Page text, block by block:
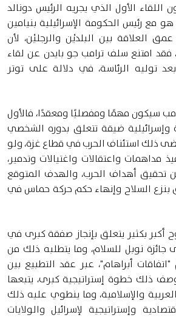
اللقاء الأول الذي يجريه الرئيس دونالد
مع رئيس الحكومة الإسرائيلية بنيامين
العلاقة بين البلديْن والرجليْن، لأن
فقد امتنع سلف ترامب جو بايدن عن لقاء
توليه الرئاسة، في دلالة على توتر
سيكون مهمًا ومفصليًا ومعقدًا، فالأول
ضيقة تتعلق بدوره الشخصي
ذلك استئناف الحرب في قطاع غزة، ولو
مداهمات واعتقالات واغتيالات وتدمير،
تحقيق أهداف الحرب، والهدف المتوقع
بنزع السلاح وإنهاء حكم حركة حماس في
أكبر بكثير يتعلق بإنجاز صفقة كبرى في
جائزة نوبل للسلام، وما يتطلبه ذلك من
أبراهام"، عبر عقد التطبيع بين
ذلك خطوة إستراتيجية كبرى، يتبعها
والإسلامية، وما ينطوي عليه ذلك
وإستراتيجية لإسرائيل والولايات